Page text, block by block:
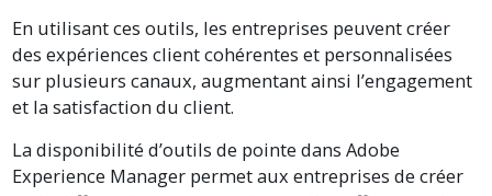
En utilisant ces outils, les entreprises peuvent créer
des expériences client cohérentes et personnalisées
sur plusieurs canaux, augmentant ainsi l’engagement
et la satisfaction du client.
La disponibilité d’outils de pointe dans Adobe
Experience Manager permet aux entreprises de créer